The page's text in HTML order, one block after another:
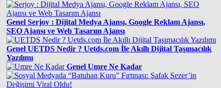
Genel Serjoy : Dijital Medya Ajansı, Google Reklam Ajansı,
SEO Ajansı ve Web Tasarım Ajansı
Genel UETDS Nedir ? Uetds.com İle Akıllı Dijital Taşımacılık
Yazılımı
Genel Umre Ne Kadar